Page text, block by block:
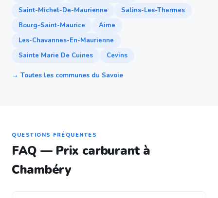
Saint-Michel-De-Maurienne
Salins-Les-Thermes
Bourg-Saint-Maurice
Aime
Les-Chavannes-En-Maurienne
Sainte Marie De Cuines
Cevins
→ Toutes les communes du Savoie
QUESTIONS FRÉQUENTES
FAQ — Prix carburant à
Chambéry